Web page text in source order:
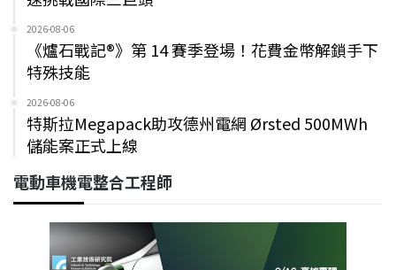
2026-08-06
《爐石戰記®》第 14 賽季登場！花費金幣解鎖手下
特殊技能
2026-08-06
特斯拉Megapack助攻德州電網 Ørsted 500MWh
儲能案正式上線
電動車機電整合工程師